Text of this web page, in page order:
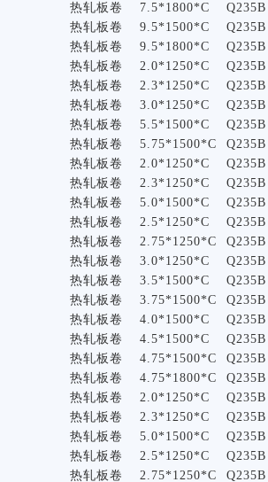
热轧板卷
7.5*1800*C
Q235B
热轧板卷
9.5*1500*C
Q235B
热轧板卷
9.5*1800*C
Q235B
热轧板卷
2.0*1250*C
Q235B
热轧板卷
2.3*1250*C
Q235B
热轧板卷
3.0*1250*C
Q235B
热轧板卷
5.5*1500*C
Q235B
热轧板卷
5.75*1500*C
Q235B
热轧板卷
2.0*1250*C
Q235B
热轧板卷
2.3*1250*C
Q235B
热轧板卷
5.0*1500*C
Q235B
热轧板卷
2.5*1250*C
Q235B
热轧板卷
2.75*1250*C
Q235B
热轧板卷
3.0*1250*C
Q235B
热轧板卷
3.5*1500*C
Q235B
热轧板卷
3.75*1500*C
Q235B
热轧板卷
4.0*1500*C
Q235B
热轧板卷
4.5*1500*C
Q235B
热轧板卷
4.75*1500*C
Q235B
热轧板卷
4.75*1800*C
Q235B
热轧板卷
2.0*1250*C
Q235B
热轧板卷
2.3*1250*C
Q235B
热轧板卷
5.0*1500*C
Q235B
热轧板卷
2.5*1250*C
Q235B
热轧板卷
2.75*1250*C
Q235B